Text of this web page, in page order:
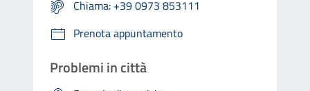
Chiama: +39 0973 853111
Prenota appuntamento
Problemi in città